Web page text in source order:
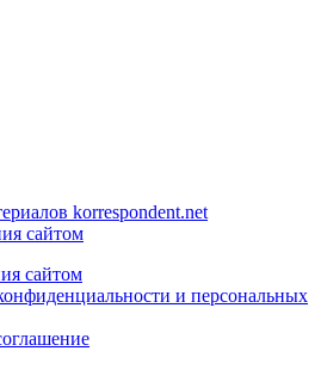
korrespondent.net
сайтом
сайтом
и персональных